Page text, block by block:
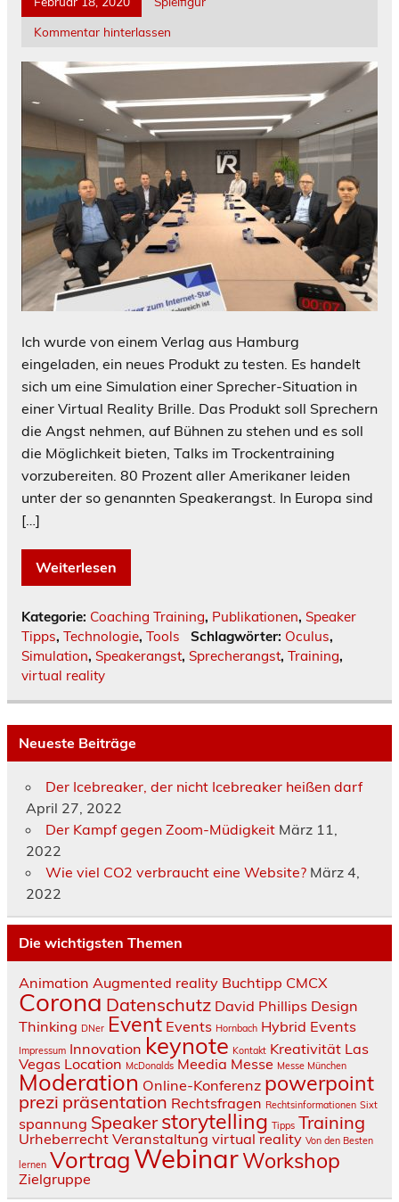
Kommentar hinterlassen
Ich wurde von einem Verlag aus Hamburg
eingeladen, ein neues Produkt zu testen. Es handelt
sich um eine Simulation einer Sprecher-Situation in
einer Virtual Reality Brille. Das Produkt soll Sprechern
die Angst nehmen, auf Bühnen zu stehen und es soll
die Möglichkeit bieten, Talks im Trockentraining
vorzubereiten. 80 Prozent aller Amerikaner leiden
unter der so genannten Speakerangst. In Europa sind
[…]
Weiterlesen
Kategorie: Coaching Training, Publikationen, Speaker
Tipps, Technologie, Tools Schlagwörter: Oculus,
Simulation, Speakerangst, Sprecherangst, Training,
virtual reality
Neueste Beiträge
Der Icebreaker, der nicht Icebreaker heißen darf
April 27, 2022
Der Kampf gegen Zoom-Müdigkeit März 11,
2022
Wie viel CO2 verbraucht eine Website? März 4,
2022
Die wichtigsten Themen
Animation Augmented reality Buchtipp CMCX
Corona Datenschutz David Phillips Design
Thinking DNer Event Events Hornbach Hybrid Events
Impressum Innovation keynote Kontakt Kreativität Las
Vegas Location McDonalds Meedia Messe Messe München
Moderation Online-Konferenz powerpoint
prezi präsentation Rechtsfragen Rechtsinformationen Sixt
spannung Speaker storytelling Tipps Training
Urheberrecht Veranstaltung virtual reality Von den Besten
lernen VortragWebinarWorkshop
Zielgruppe